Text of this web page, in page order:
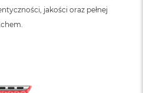
jakości oraz pełnej